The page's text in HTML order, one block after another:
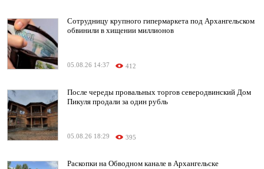
Сотрудницу крупного гипермаркета под Архангельском
обвинили в хищении миллионов
05.08.26 14:37 412
После череды провальных торгов северодвинский Дом
Пикуля продали за один рубль
05.08.26 18:29 395
Раскопки на Обводном канале в Архангельске